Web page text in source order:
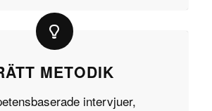
METODIK
intervjuer,